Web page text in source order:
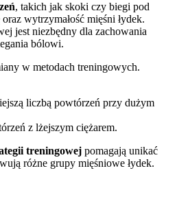
, takich jak skoki czy biegi pod
wytrzymałość mięśni łydek.
jest niezbędny dla zachowania
bólowi.
w metodach treningowych.
liczbą powtórzeń przy dużym
z lżejszym ciężarem.
treningowej pomagają unikać
różne grupy mięśniowe łydek.